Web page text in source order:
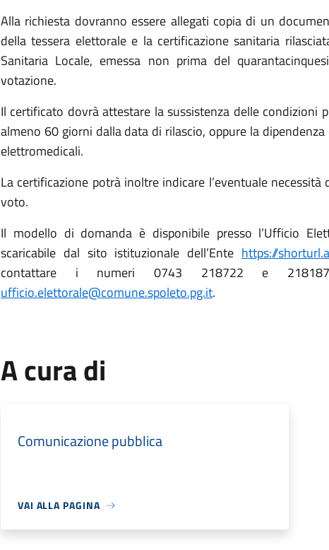
Alla richiesta dovranno essere allegati copia di un
della tessera elettorale e la certificazione sanitaria
Sanitaria Locale, emessa non prima del
votazione.
Il certificato dovrà attestare la sussistenza delle condizioni
almeno 60 giorni dalla data di rilascio, oppure la
elettromedicali.
La certificazione potrà inoltre indicare l’eventuale necessità
voto.
Il modello di domanda è disponibile presso l’Ufficio
scaricabile dal sito istituzionale dell’Ente https://
contattare i numeri 0743 218722 e
ufficio.elettorale@comune.spoleto.pg.it.
A cura di
Comunicazione pubblica
VAI ALLA PAGINA